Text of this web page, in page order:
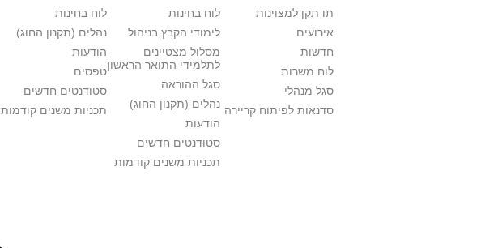
תו תקן למצוינות
אירועים
חדשות
לוח משרות
סגל מנהלי
סדנאות לפיתוח קריירה
לוח בחינות
לימודי הקבץ בניהול
מסלול מצטיינים
לתלמידי התואר הראשון
סגל ההוראה
נהלים (תקנון החוג)
הודעות
סטודנטים חדשים
תכניות משנים קודמות
לוח בחינות
נהלים (תקנון החוג)
הודעות
טפסים
סטודנטים חדשים
תכניות משנים קודמות